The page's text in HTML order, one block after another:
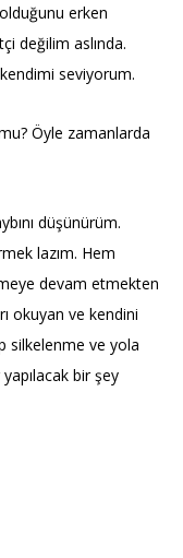
erken
değilim aslında.
seviyorum.
Öyle zamanlarda
düşünürüm.
lazım. Hem
devam etmekten
okuyan ve kendini
silkelenme ve yola
bir şey